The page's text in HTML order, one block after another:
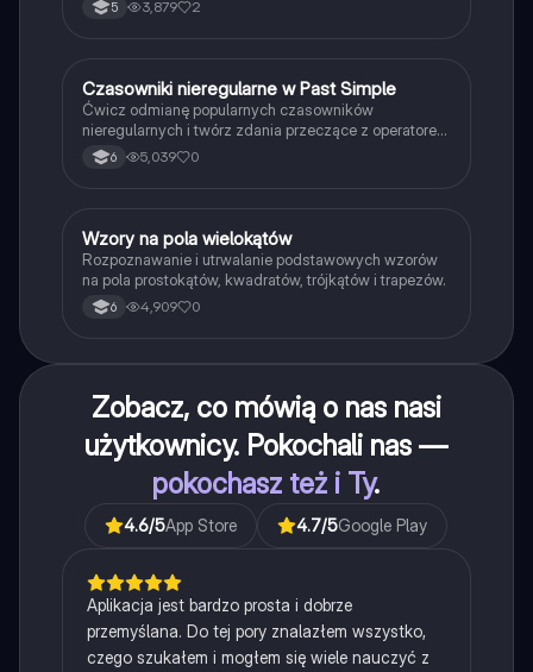
5 3,879 2
CJęzyk angielski
Czasowniki nieregularne w Past Simple
Ćwicz odmianę popularnych czasowników
nieregularnych i twórz zdania przeczące z operatorem
didn't w czasie Past Simple.
6 5,039 0
WMatematyka
Wzory na pola wielokątów
Rozpoznawanie i utrwalanie podstawowych wzorów
na pola prostokątów, kwadratów, trójkątów i trapezów.
6 4,909 0
Zobacz, co mówią o nas nasi
użytkownicy. Pokochali nas —
pokochasz też i Ty.
4.6/5App Store 4.7/5Google Play
Aplikacja jest bardzo prosta i dobrze
przemyślana. Do tej pory znalazłem wszystko,
czego szukałem i mogłem się wiele nauczyć z